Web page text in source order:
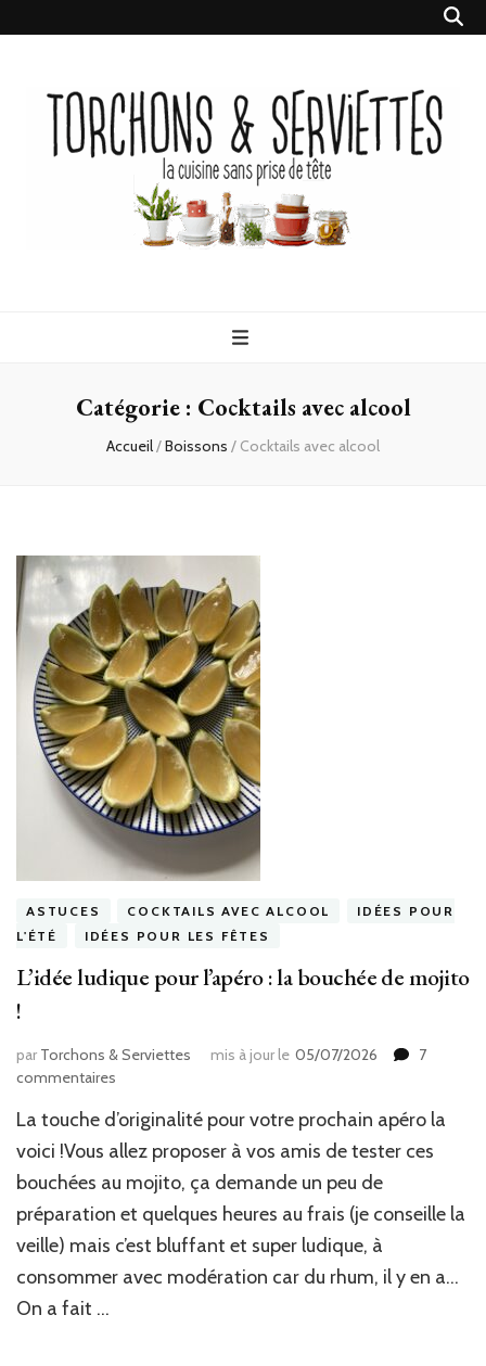
Serviettes
Catégorie : Cocktails avec alcool
Accueil/Boissons / Cocktails avec alcool
ASTUCES COCKTAILS AVEC ALCOOL
IDÉES POUR
L'ÉTÉ
IDÉES POUR LES FÊTES
L’idée ludique pour l’apéro : la bouchée de mojito
!
par Torchons & Serviettes mis à jour le 05/07/2026
7
commentaires
ludique
pour
l’apéro
:
la
bouchée
de
mojito
La touche d’originalité pour votre prochain apéro la
voici !Vous allez proposer à vos amis de tester ces
bouchées au mojito, ça demande un peu de
préparation et quelques heures au frais (je conseille la
veille) mais c’est bluffant et super ludique, à
consommer avec modération car du rhum, il y en a…
On a fait …